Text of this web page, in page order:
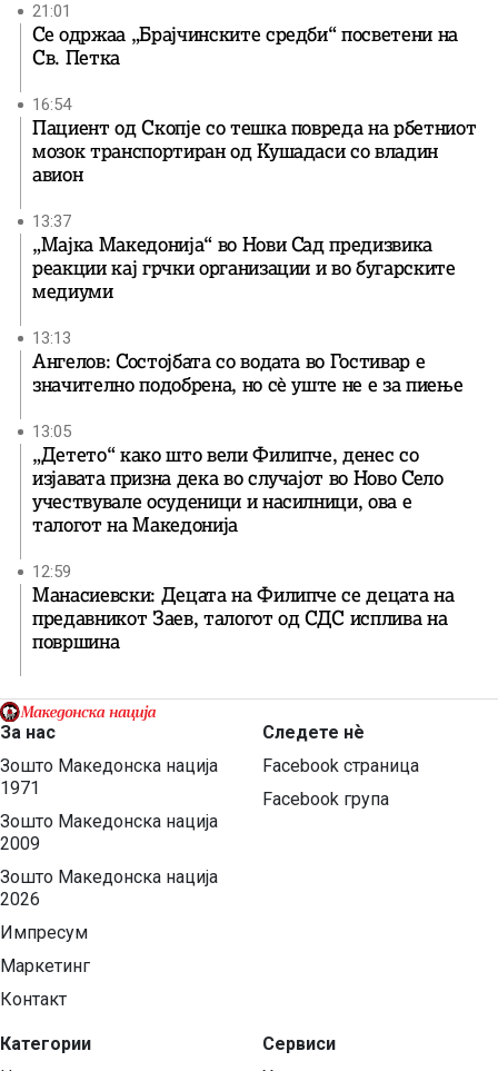
21:01
Се одржаа „Брајчинските средби“ посветени на
Св. Петка
16:54
Пациент од Скопје со тешка повреда на рбетниот
мозок транспортиран од Кушадаси со владин
авион
13:37
„Мајка Македонија“ во Нови Сад предизвика
реакции кај грчки организации и во бугарските
медиуми
13:13
Ангелов: Состојбата со водата во Гостивар е
значително подобрена, но сè уште не е за пиење
13:05
„Детето“ како што вели Филипче, денес со
изјавата призна дека во случајот во Ново Село
учествувале осуденици и насилници, ова е
талогот на Македонија
12:59
Манасиевски: Децата на Филипче се децата на
предавникот Заев, талогот од СДС исплива на
површина
За нас
Зошто Македонска нација
1971
Зошто Македонска нација
2009
Зошто Македонска нација
2026
Импресум
Маркетинг
Контакт
Категории
Следете нѐ
Facebook страница
Facebook група
Сервиси